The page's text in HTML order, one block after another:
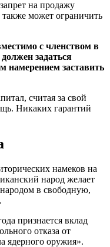
на продажу
может ограничить
с членством в
задаться
намерением заставить
считая за свой
Никаких гарантий
намеков на
народ желает
в свободную,
признается вклад
отказа от
ядерного оружия».